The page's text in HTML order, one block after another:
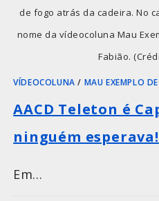
de fogo atrás da cadeira. No
nome da vídeocoluna Mau
Fabião.
VÍDEOCOLUNA / MAU EXEMPLO
AACD Teleton é
ninguém esperava!
Em…